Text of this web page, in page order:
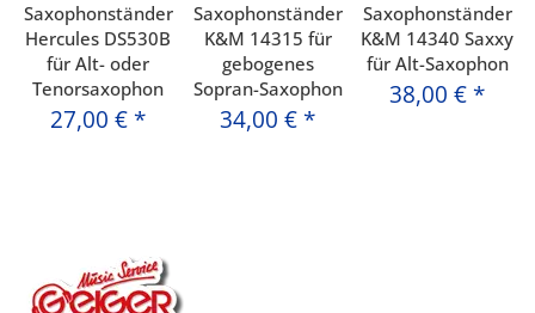
Saxophonständer
Hercules DS530B
für Alt- oder
Tenorsaxophon
27,00 € *
Saxophonständer
K&M 14315 für
gebogenes
Sopran-Saxophon
34,00 € *
Saxophonständer
K&M 14340 Saxxy
für Alt-Saxophon
38,00 € *